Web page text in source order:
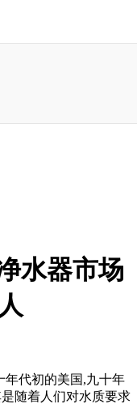
水器市场
年代初的美国,九十年
随着人们对水质要求